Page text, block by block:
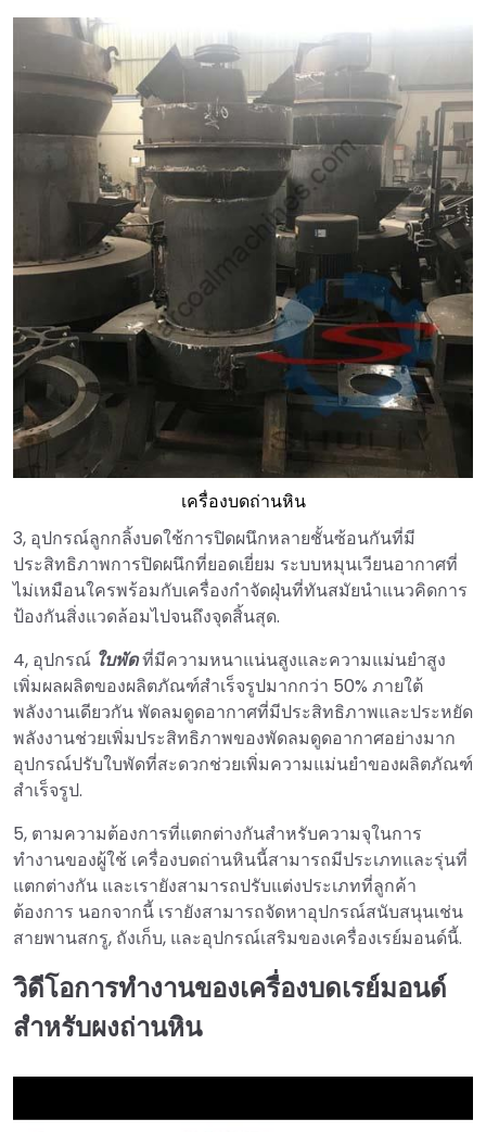
เครื่องบดถ่านหิน
3, อุปกรณ์ลูกกลิ้งบดใช้การปิดผนึกหลายชั้นซ้อนกันที่มี
ประสิทธิภาพการปิดผนึกที่ยอดเยี่ยม ระบบหมุนเวียนอากาศที่
ไม่เหมือนใครพร้อมกับเครื่องกำจัดฝุ่นที่ทันสมัยนำแนวคิดการ
ป้องกันสิ่งแวดล้อมไปจนถึงจุดสิ้นสุด.
4, อุปกรณ์ ใบพัดที่มีความหนาแน่นสูงและความแม่นยำสูง
เพิ่มผลผลิตของผลิตภัณฑ์สำเร็จรูปมากกว่า 50% ภายใต้
พลังงานเดียวกัน พัดลมดูดอากาศที่มีประสิทธิภาพและประหยัด
พลังงานช่วยเพิ่มประสิทธิภาพของพัดลมดูดอากาศอย่างมาก
อุปกรณ์ปรับใบพัดที่สะดวกช่วยเพิ่มความแม่นยำของผลิตภัณฑ์
สำเร็จรูป.
5, ตามความต้องการที่แตกต่างกันสำหรับความจุในการ
ทำงานของผู้ใช้ เครื่องบดถ่านหินนี้สามารถมีประเภทและรุ่นที่
แตกต่างกัน และเรายังสามารถปรับแต่งประเภทที่ลูกค้า
ต้องการ นอกจากนี้ เรายังสามารถจัดหาอุปกรณ์สนับสนุนเช่น
สายพานสกรู, ถังเก็บ, และอุปกรณ์เสริมของเครื่องเรย์มอนด์นี้.
วิดีโอการทำงานของเครื่องบดเรย์มอนด์
สำหรับผงถ่านหิน